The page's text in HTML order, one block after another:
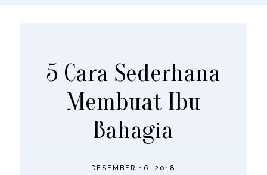
DESEMBER 16, 2018
5 Cara Sederhana
Membuat Ibu
Bahagia